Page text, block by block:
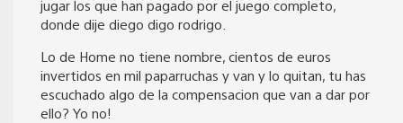
jugar los que han pagado por el juego completo,
donde dije diego digo rodrigo.
Lo de Home no tiene nombre, cientos de euros
invertidos en mil paparruchas y van y lo quitan, tu has
escuchado algo de la compensacion que van a dar por
ello? Yo no!